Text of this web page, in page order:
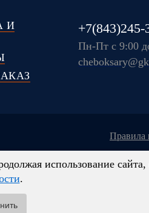
И
+7(843)245-
Пн-Пт с 9:00
ориентировочными и
характеристик, цветовых
условиях не является
запрещено!
использование сайта,
.